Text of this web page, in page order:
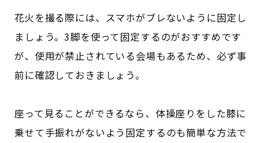
花火を撮る際には、スマホがブレないように固定し
ましょう。3脚を使って固定するのがおすすめです
が、使用が禁止されている会場もあるため、必ず事
前に確認しておきましょう。
座って見ることができるなら、体操座りをした膝に
乗せて手振れがないよう固定するのも簡単な方法で